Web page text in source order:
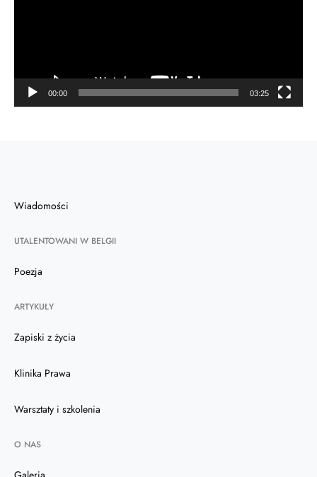
00:00 03:25
Wiadomości
UTALENTOWANI W BELGII
Poezja
ARTYKUŁY
Zapiski z życia
Klinika Prawa
Warsztaty i szkolenia
O NAS